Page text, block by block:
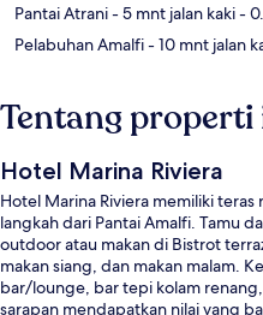
Pantai Atrani- 5 mnt jalan kaki-
Pelabuhan Amalfi- 10 mnt jalan
Tentang properti
Hotel Marina Riviera
Hotel Marina Riviera memiliki
langkah dari Pantai Amalfi. Tamu
outdoor atau makan di Bistrot
makan siang, dan makan malam.
bar/lounge, bar tepi kolam
sarapan mendapatkan nilai yang